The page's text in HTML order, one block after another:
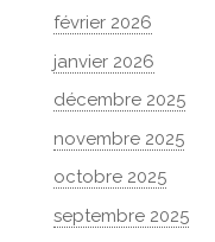
février 2026
janvier 2026
décembre 2025
novembre 2025
octobre 2025
septembre 2025